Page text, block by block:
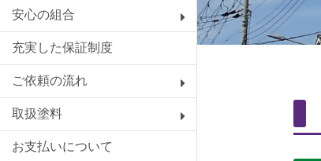
安心の組合
充実した保証制度
ご依頼の流れ
取扱塗料
お支払いについて